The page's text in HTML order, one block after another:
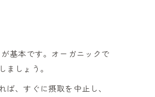
基本です。オーガニックで
しょう。
、すぐに摂取を中止し、